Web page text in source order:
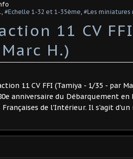
, #Echelle 1-32 et 1-35ème, #Les
11 CV
H.)
11 CV FFI (Tamiya - 1/35 - par
anniversaire du Débarquement en
Françaises de l'Intérieur. Il s'agit